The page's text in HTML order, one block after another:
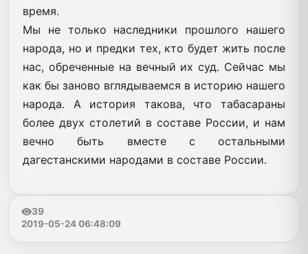
время.
Мы не только наследники прошлого нашего
народа, но и предки тех, кто будет жить после
нас, обреченные на вечный их суд. Сейчас мы
как бы заново вглядываемся в историю нашего
народа. А история такова, что табасараны
более двух столетий в составе России, и нам
вечно быть вместе с остальными
дагестанскими народами в составе России.
39
2019-05-24 06:48:09